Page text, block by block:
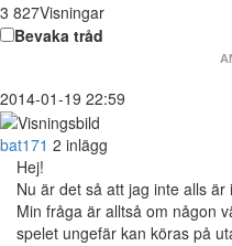
3 827Visningar
Bevaka tråd
2014-01-19 22:59
bat171 2 inlägg
Hej!
Nu är det så att jag inte alls
Min fråga är alltså om någon
spelet ungefär kan köras på